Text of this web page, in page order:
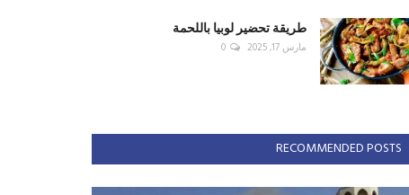
طريقة تحضير لوبيا باللحمة
مارس 17, 2025 0
RECOMMENDED POSTS